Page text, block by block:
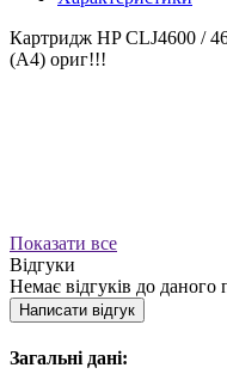
Картридж HP CLJ4600 /
(A4) ориг!!!
Показати все
Відгуки
Немає відгуків до даного
Написати відгук
Загальні дані: